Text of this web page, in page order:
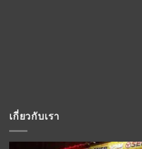
เกี่ยวกับเรา